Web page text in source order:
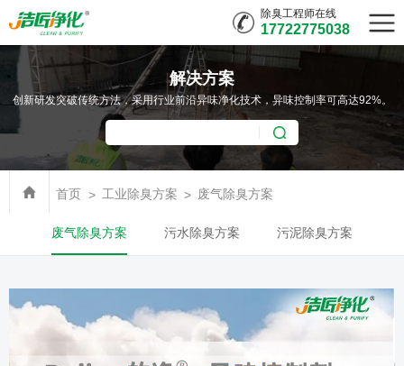
除臭工程师在线
17722775038
解决方案
创新研发突破传统方法，采用行业前沿异味净化技术，异味控制率可高达92%。
首页 工业除臭方案 废气除臭方案
废气除臭方案 污水除臭方案 污泥除臭方案